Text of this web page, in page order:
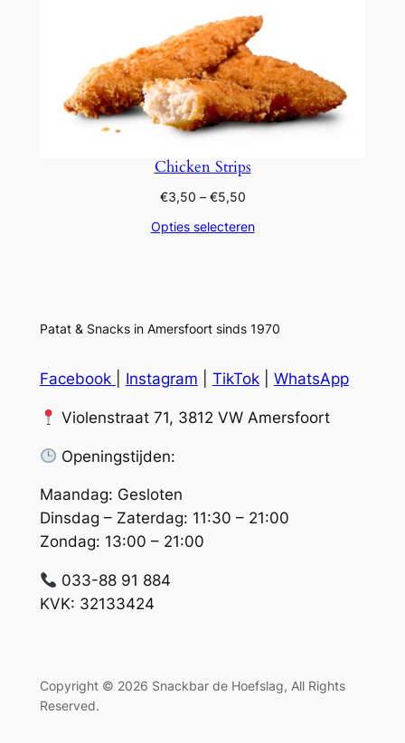
Chicken Strips
€3,50 – €5,50Prijsklasse:
tot
Opties selecteren
Patat & Snacks in Amersfoort sinds 1970
Facebook Instagram TikTok| WhatsApp
Violenstraat 71, 3812 VW Amersfoort
Openingstijden:
Maandag: Gesloten
Dinsdag – Zaterdag: 11:30 – 21:00
Zondag: 13:00 – 21:00
033-88 91 884
KVK: 32133424
Copyright © 2026 Snackbar de Hoefslag, All Rights
Reserved.